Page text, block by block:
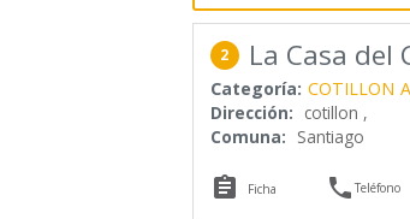
2 La Casa del
Categoría: COTILLON
Dirección: cotillon ,
Comuna: Santiago
 Ficha Teléfono